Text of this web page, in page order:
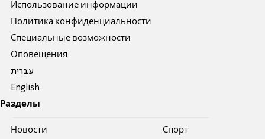
Использование информации
Политика конфиденциальности
Специальные возможности
Оповещения
עברית
English
Разделы
Новости Спорт